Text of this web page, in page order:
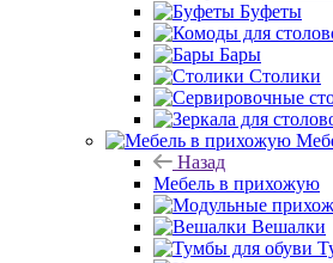
Буфеты
Бары
Столики
Назад
Мебель в прихожую
Вешалки